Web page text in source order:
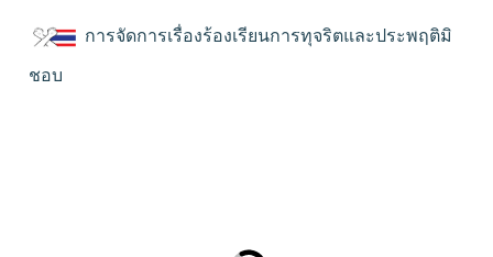
การจัดการเรื่องร้องเรียนการทุจริตและประพฤติมิ
ชอบ